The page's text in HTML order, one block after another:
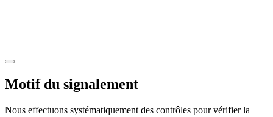
Motif du signalement
Nous effectuons systématiquement des contrôles pour vérifier la